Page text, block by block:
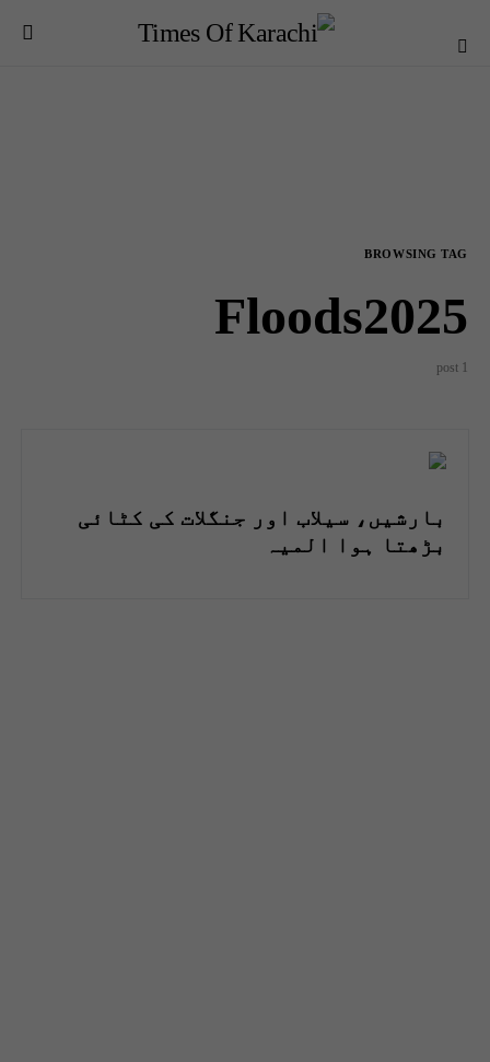
BROWSING TAG
Floods2025
1 post
بارشیں، سیلاب اور جنگلات کی کٹائی
بڑھتا ہوا المیہ